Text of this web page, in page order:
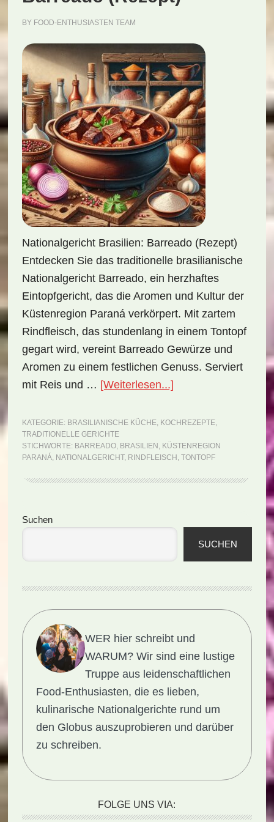
BY FOOD-ENTHUSIASTEN TEAM
Nationalgericht Brasilien: Barreado (Rezept)
Entdecken Sie das traditionelle brasilianische
Nationalgericht Barreado, ein herzhaftes
Eintopfgericht, das die Aromen und Kultur der
Küstenregion Paraná verkörpert. Mit zartem
Rindfleisch, das stundenlang in einem Tontopf
gegart wird, vereint Barreado Gewürze und
Aromen zu einem festlichen Genuss. Serviert
mit Reis und … [Weiterlesen...]ÜberNationalgericht
Barreado
KATEGORIE: BRASILIANISCHE KÜCHE, KOCHREZEPTE,
TRADITIONELLE GERICHTE
STICHWORTE: BARREADO, BRASILIEN , KÜSTENREGION
PARANÁ, NATIONALGERICHT, RINDFLEISCH , TONTOPF
Seitenspalte
Suchen
SUCHEN
WER hier schreibt und
WARUM? Wir sind eine lustige
Truppe aus leidenschaftlichen
Food-Enthusiasten, die es lieben,
kulinarische Nationalgerichte rund um
den Globus auszuprobieren und darüber
zu schreiben.
FOLGE UNS VIA: